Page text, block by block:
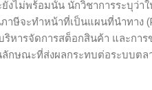
งไม่พร้อมนั้น นักวิชาการระบุว่า
าษีจะทำหน้าที่เป็นแผนที่นำทาง
หารจัดการสต็อกสินค้า และการ
กษณะที่ส่งผลกระทบต่อระบบตล